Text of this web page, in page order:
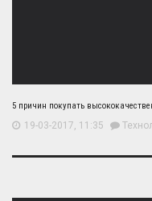
5 причин покупать
19-03-2017, 11:35